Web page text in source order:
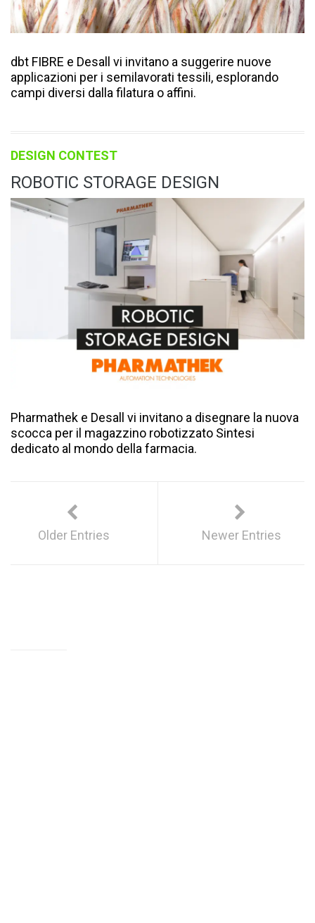
dbt FIBRE e Desall vi invitano a suggerire nuove
applicazioni per i semilavorati tessili, esplorando
campi diversi dalla filatura o affini.
DESIGN CONTEST
ROBOTIC STORAGE DESIGN
Pharmathek e Desall vi invitano a disegnare la nuova
scocca per il magazzino robotizzato Sintesi
dedicato al mondo della farmacia.
Older Entries Newer Entries